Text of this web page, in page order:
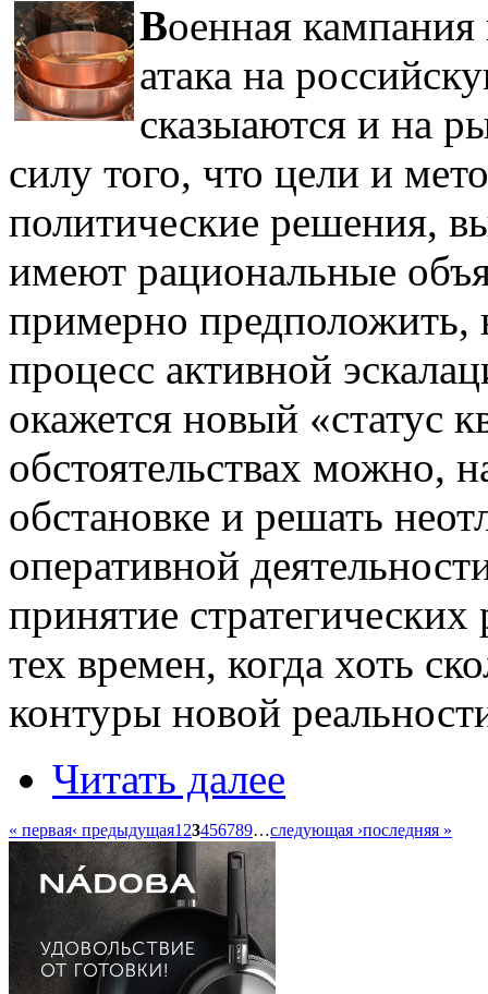
Военная
атака на
сказыаются и на
силу того, что цели и
политические решения,
имеют рациональные
примерно предположить,
процесс активной
окажется новый «статус
обстоятельствах можно,
обстановке и решать
оперативной
принятие
тех времен, когда хоть
контуры новой
Читать далее
« первая‹ предыдущая1 23456789…следующая ›последняя »